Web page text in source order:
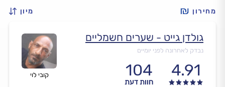
מחירון מיון
קובי לוי
גולדן גייט - שערים חשמליים
נבדק לאחרונה לפני יומיים
4.91
104
חוות דעת